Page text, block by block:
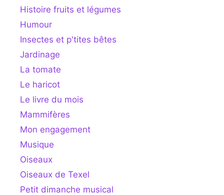
Histoire fruits et légumes
Humour
Insectes et p'tites bêtes
Jardinage
La tomate
Le haricot
Le livre du mois
Mammifères
Mon engagement
Musique
Oiseaux
Oiseaux de Texel
Petit dimanche musical